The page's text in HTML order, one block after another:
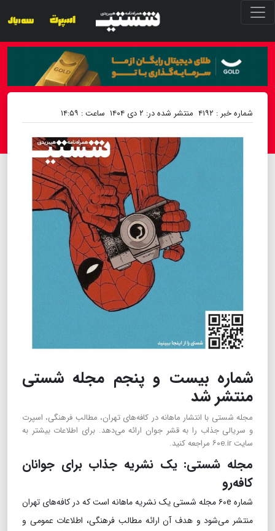
شماره خبر : ۴۱۹۲ منتشر شده در: ۲ دی ۱۴۰۴ ساعت : ۱۴:۵۹
شماره بیست و پنجم مجله شستی
منتشر شد
مجله شستی با انتشار ماهانه در کافه‌های تهران، مطالب فرهنگی، اسپرت
و سریالی جذاب را به قشر جوان ارائه می‌دهد. برای اطلاعات بیشتر به
سایت ۶۰e.ir مراجعه کنید.
مجله شستی: یک نشریه جذاب برای جوانان
کافه‌رو
شماره ۶۰e مجله شستی یک نشریه ماهانه است که در کافه‌های تهران
منتشر می‌شود و هدف آن ارائه مطالب فرهنگی، اطلاعات عمومی و